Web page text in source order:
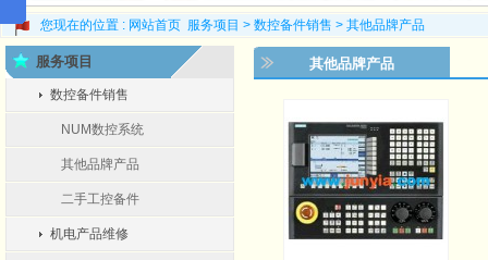
您现在的位置 : 网站首页 服务项目 > 数控备件销售 > 其他品牌产品
其他品牌产品
服务项目
数控备件销售
NUM数控系统
其他品牌产品
二手工控备件
机电产品维修